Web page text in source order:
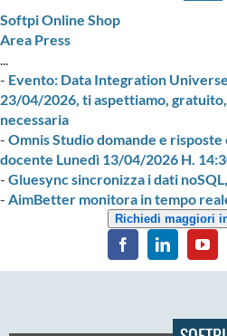
Softpi Online Shop
Area Press
...
- Evento: Data Integration
23/04/2026, ti aspettiamo,
necessaria
- Omnis Studio domande e
docente Lunedì 13/04/2026 H.
- Gluesync sincronizza i dati
- AimBetter monitora in tempo
Richiedi maggiori